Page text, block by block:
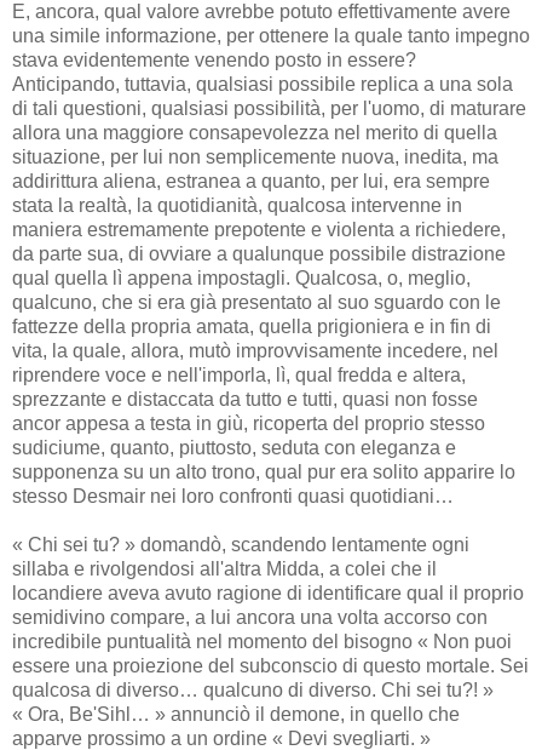
E, ancora, qual valore avrebbe potuto effettivamente avere
una simile informazione, per ottenere la quale tanto impegno
stava evidentemente venendo posto in essere?
Anticipando, tuttavia, qualsiasi possibile replica a una sola
di tali questioni, qualsiasi possibilità, per l'uomo, di maturare
allora una maggiore consapevolezza nel merito di quella
situazione, per lui non semplicemente nuova, inedita, ma
addirittura aliena, estranea a quanto, per lui, era sempre
stata la realtà, la quotidianità, qualcosa intervenne in
maniera estremamente prepotente e violenta a richiedere,
da parte sua, di ovviare a qualunque possibile distrazione
qual quella lì appena impostagli. Qualcosa, o, meglio,
qualcuno, che si era già presentato al suo sguardo con le
fattezze della propria amata, quella prigioniera e in fin di
vita, la quale, allora, mutò improvvisamente incedere, nel
riprendere voce e nell'imporla, lì, qual fredda e altera,
sprezzante e distaccata da tutto e tutti, quasi non fosse
ancor appesa a testa in giù, ricoperta del proprio stesso
sudiciume, quanto, piuttosto, seduta con eleganza e
supponenza su un alto trono, qual pur era solito apparire lo
stesso Desmair nei loro confronti quasi quotidiani…
« Chi sei tu? » domandò, scandendo lentamente ogni
sillaba e rivolgendosi all'altra Midda, a colei che il
locandiere aveva avuto ragione di identificare qual il proprio
semidivino compare, a lui ancora una volta accorso con
incredibile puntualità nel momento del bisogno « Non puoi
essere una proiezione del subconscio di questo mortale. Sei
qualcosa di diverso… qualcuno di diverso. Chi sei tu?! »
« Ora, Be'Sihl… » annunciò il demone, in quello che
apparve prossimo a un ordine « Devi svegliarti. »